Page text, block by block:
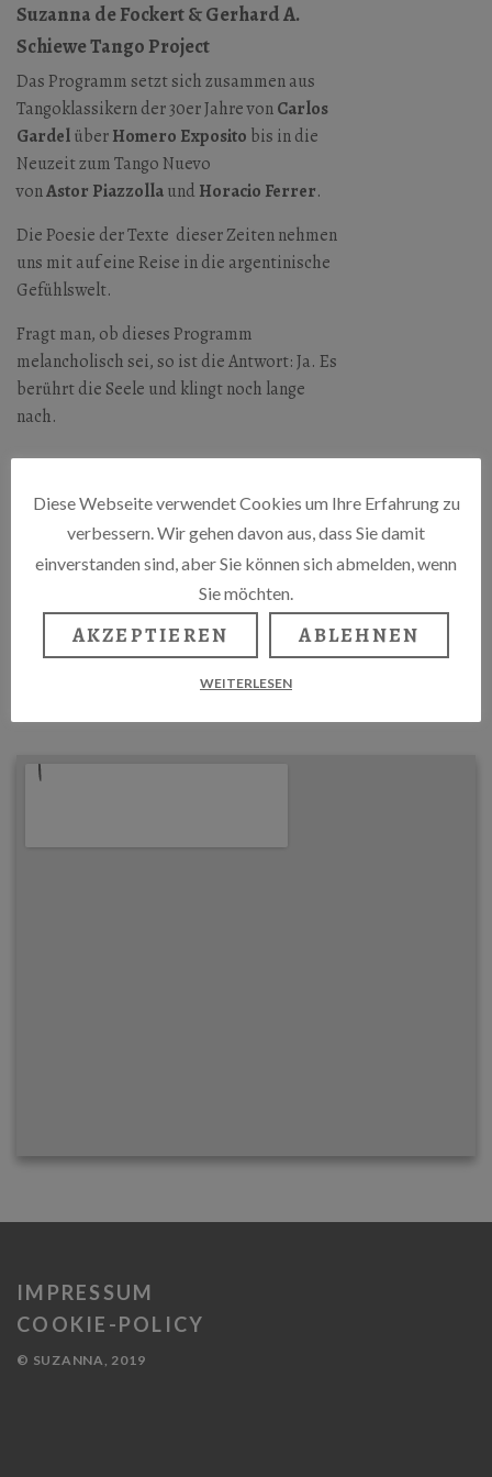
Suzanna de Fockert & Gerhard A.
Schiewe Tango Project
Das Programm setzt sich zusammen aus
Tangoklassikern der 30er Jahre vonCarlos
GardelüberHomero Exposito bis in die
Neuzeit zum Tango Nuevo
vonAstor Piazzollaund Horacio Ferrer.
Die Poesie der Texte dieser Zeiten nehmen
uns mit auf eine Reise in die argentinische
Gefühlswelt.
Fragt man, ob dieses Programm
melancholisch sei, so ist die Antwort: Ja. Es
berührt die Seele und klingt noch lange
nach.
Suzanna – Vocal
Gerhard A. Schiewe – Akkordeon
LA BOHEME
Winsstr. 12, 10405 Berlin
HTTP://WWW.PIB-BERLIN.DE/
IMPRESSUM
COOKIE-POLICY
© SUZANNA, 2019
Diese Webseite verwendet Cookies um Ihre Erfahrung zu
verbessern. Wir gehen davon aus, dass Sie damit
einverstanden sind, aber Sie können sich abmelden, wenn
Sie möchten.
AKZEPTIEREN ABLEHNEN
WEITERLESEN